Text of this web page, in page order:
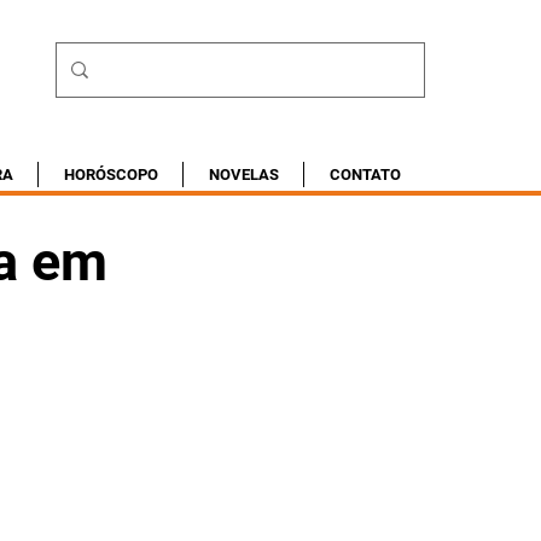
HORÓSCOPO NOVELAS CONTATO
em